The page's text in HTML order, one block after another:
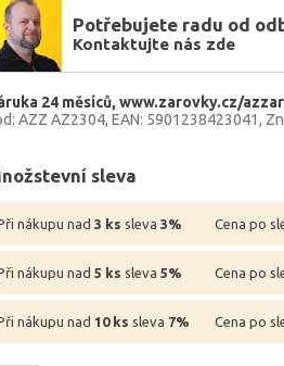
Potřebujete radu od
Kontaktujte nás zde
24 měsíců www.zarovky.cz/
AZZ AZ2304 EAN: 5901238423041
sleva
nákupu nad 3 ks sleva 3% Cena po
nákupu nad 5 ks sleva 5% Cena po
nákupu nad 10 ks sleva 7% Cena po